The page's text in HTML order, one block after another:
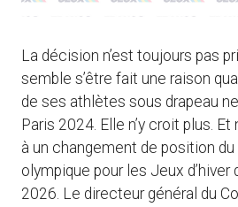
La décision n’est toujours pas
semble s’être fait une raison
de ses athlètes sous drapeau
Paris 2024. Elle n’y croit plus.
à un changement de position
olympique pour les Jeux d’hiver
2026. Le directeur général du